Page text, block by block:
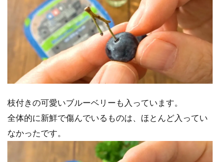
枝付きの可愛いブルーベリーも入っています。
全体的に新鮮で傷んでいるものは、ほとんど入ってい
なかったです。